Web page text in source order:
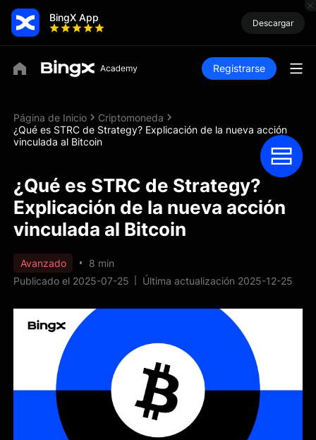
BingX App Descargar
Registrarse
Página de Inicio
Criptomoneda
¿Qué es STRC de Strategy? Explicación de la nueva acción
vinculada al Bitcoin
¿Qué es STRC de Strategy?
Explicación de la nueva acción
vinculada al Bitcoin
Avanzado
8 min
Publicado el 2025-07-25
Última actualización 2025-12-25